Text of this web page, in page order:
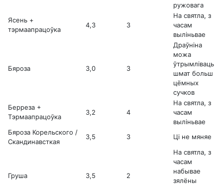
ружовага
Ясень +
тэрмаапрацоўка
4,3 3
На святла, з
часам
выліньвае
Бяроза 3,0 3
Драўніна
можа
ўтрымліваць
шмат больш
цёмных
сучков
Берреза +
Тэрмаапрацоўка
3,2 4
На святла, з
часам
выліньвае
Бяроза Корельского /
Скандинавсткая
3,5 3 Ці не мяняе
Груша 3,5 2
На святла, з
часам
набывае
зялёны